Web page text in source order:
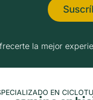
la mejor
EN